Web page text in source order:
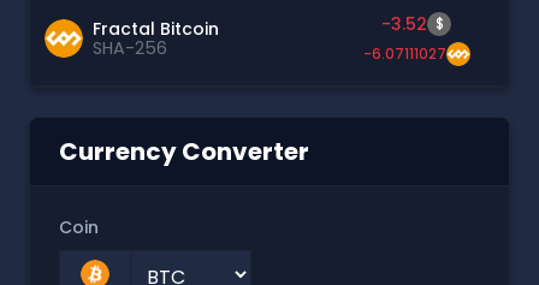
Fractal Bitcoin
SHA-256
-3.52 $
-6.07111027
Currency Converter
Coin